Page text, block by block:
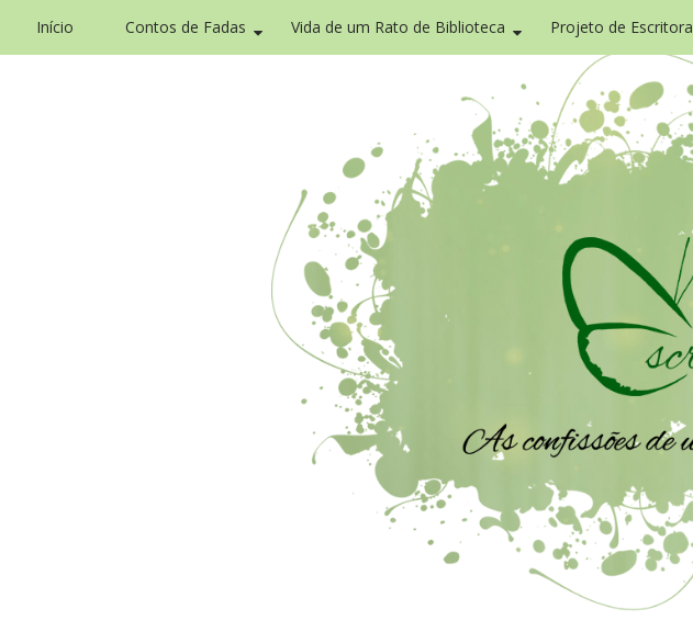
Início Contos de Fadas Vida de um Rato de Biblioteca Projeto de Escritora